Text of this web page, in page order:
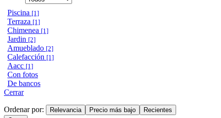
Piscina [1]
Terraza [1]
Chimenea [1]
Jardin [2]
Amueblado [2]
Calefacción [1]
Aacc [1]
Con fotos
De bancos
Cerrar
Ordenar por: Relevancia Precio más bajo
Recientes